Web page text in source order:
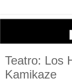
Teatro: Los
Kamikaze